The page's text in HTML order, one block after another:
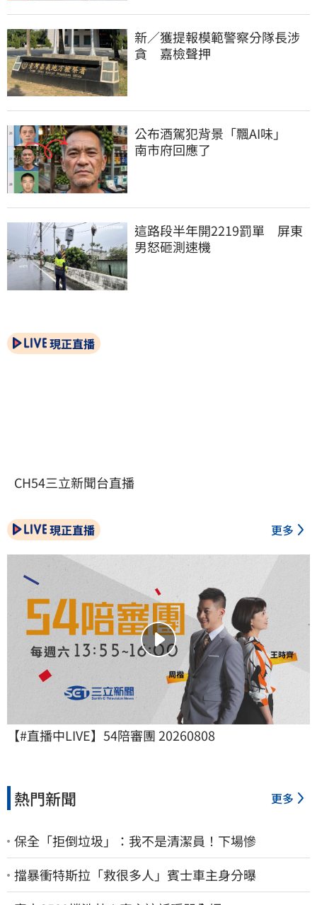
新／獲提報模範警察分隊長涉
貪　嘉檢聲押
公布酒駕犯背景「飄AI味」
南市府回應了
這路段半年開2219罰單　屏東
男怒砸測速機
現正直播
CH54三立新聞台直播
現正直播 更多
【#直播中LIVE】54陪審團 20260808
熱門新聞 更多
保全「拒倒垃圾」：我不是清潔員！下場慘
擋暴衝特斯拉「救很多人」賓士車主身分曝